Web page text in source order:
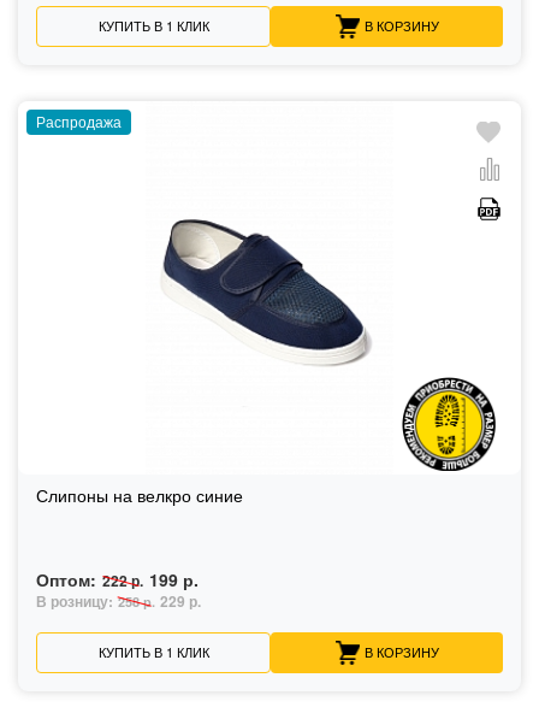
КУПИТЬ В 1 КЛИК В КОРЗИНУ
Распродажа
Слипоны на велкро синие
Оптом: 222 р. 199 р.
В розницу: 258 р. 229 р.
КУПИТЬ В 1 КЛИК В КОРЗИНУ